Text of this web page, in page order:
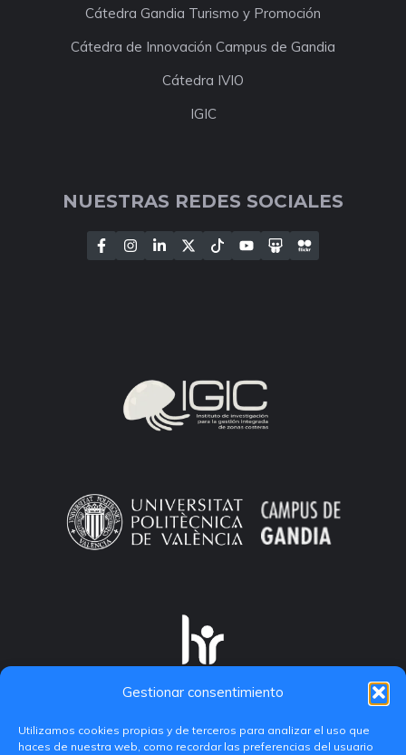
Gestionar consentimiento
Utilizamos cookies propias y de terceros para analizar el uso que
haces de nuestra web, como recordar las preferencias del usuario
Cátedra Gandia Turismo y Promoción
Cátedra de Innovación Campus de Gandia
Cátedra IVIO
IGIC
NUESTRAS REDES SOCIALES